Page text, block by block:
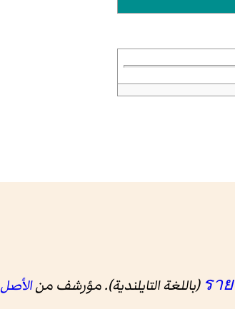
(باللغة التايلندية). مؤرشف منالأصل